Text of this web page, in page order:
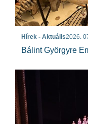
Hírek - Aktuális2026.
Bálint Györgyre